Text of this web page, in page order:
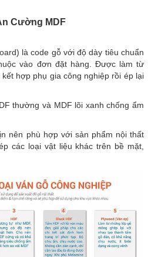
Cường MDF
là code gỗ với độ dày tiêu chuẩn
vào đơn đặt hàng. Được làm từ
hợp phụ gia công nghiệp rồi ép lại
thường và MDF lõi xanh chống ẩm
nên phù hợp với sản phẩm nội thất
các loại vật liệu khác trên bề mặt,